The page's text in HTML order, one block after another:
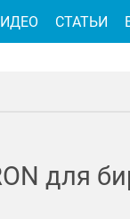
для
СТАТЬИ